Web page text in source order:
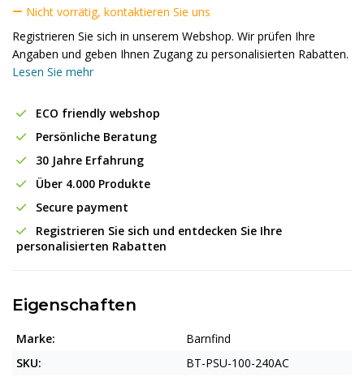
Nicht vorrätig, kontaktieren Sie uns
Registrieren Sie sich in unserem Webshop. Wir prüfen Ihre
Angaben und geben Ihnen Zugang zu personalisierten Rabatten.
Lesen Sie mehr
ECO friendly webshop
Persönliche Beratung
30 Jahre Erfahrung
Über 4.000 Produkte
Secure payment
Registrieren Sie sich und entdecken Sie Ihre
personalisierten Rabatten
Eigenschaften
Marke:
Barnfind
SKU:
BT-PSU-100-240AC